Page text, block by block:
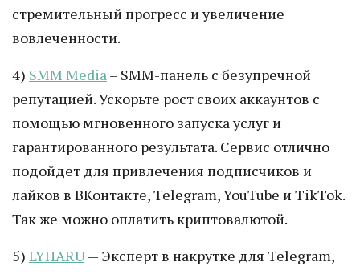
стремительный прогресс и увеличение
вовлеченности.
4) SMM Media– SMM-панель с безупречной
репутацией. Ускорьте рост своих аккаунтов с
помощью мгновенного запуска услуг и
гарантированного результата. Сервис отлично
подойдет для привлечения подписчиков и
лайков в ВКонтакте, Telegram, YouTube и TikTok.
Так же можно оплатить криптовалютой.
5) LYHARU— Эксперт в накрутке для Telegram,